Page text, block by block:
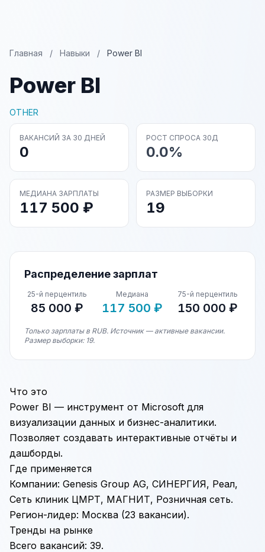
Главная / Навыки / Power BI
Power BI
OTHER
ВАКАНСИЙ ЗА 30 ДНЕЙ
0
РОСТ СПРОСА 30Д
0.0%
МЕДИАНА ЗАРПЛАТЫ
117 500 ₽
РАЗМЕР ВЫБОРКИ
19
Распределение зарплат
25-й перцентиль
85 000 ₽
Медиана
117 500 ₽
75-й перцентиль
150 000 ₽
Только зарплаты в RUB. Источник — активные вакансии.
Размер выборки: 19.
Что это
Power BI — инструмент от Microsoft для
визуализации данных и бизнес-аналитики.
Позволяет создавать интерактивные отчёты и
дашборды.
Где применяется
Компании: Genesis Group AG, СИНЕРГИЯ, Реал,
Сеть клиник ЦМРТ, МАГНИТ, Розничная сеть.
Регион-лидер: Москва (23 вакансии).
Тренды на рынке
Всего вакансий: 39.